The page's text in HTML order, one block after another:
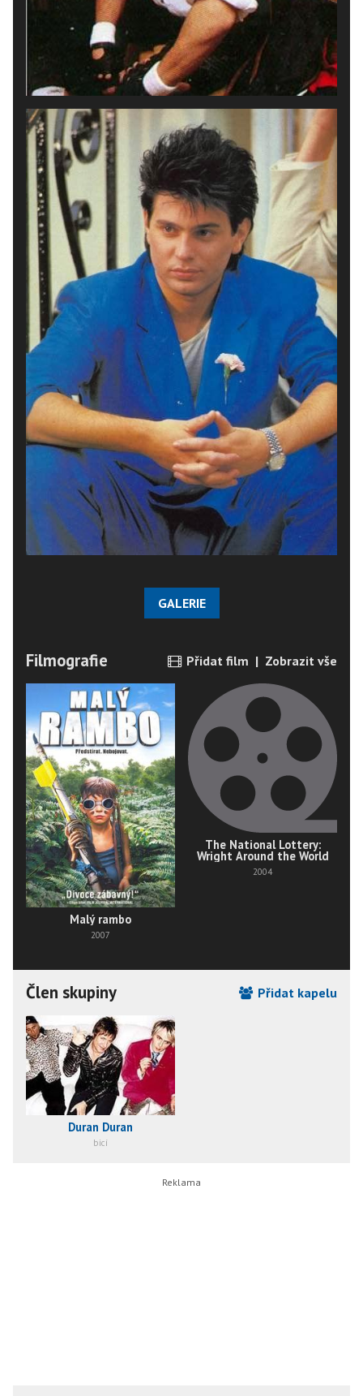
GALERIE
Filmografie Přidat film | Zobrazit vše
Malý rambo
2007
The National Lottery:
Wright Around the World
2004
Člen skupiny Přidat kapelu
Duran Duran
bicí